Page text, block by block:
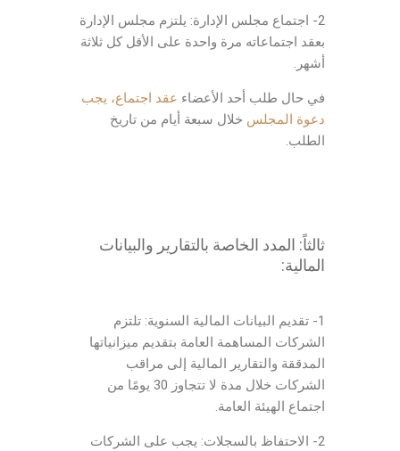
2- اجتماع مجلس الإدارة: يلتزم مجلس الإدارة
بعقد اجتماعاته مرة واحدة على الأقل كل ثلاثة
أشهر.
في حال طلب أحد الأعضاء عقد اجتماع، يجب
دعوة المجلس خلال سبعة أيام من تاريخ
الطلب.
ثالثاً: المدد الخاصة بالتقارير والبيانات
المالية:
1- تقديم البيانات المالية السنوية: تلتزم
الشركات المساهمة العامة بتقديم ميزانياتها
المدققة والتقارير المالية إلى مراقب
الشركات خلال مدة لا تتجاوز 30 يومًا من
اجتماع الهيئة العامة.
2- الاحتفاظ بالسجلات: يجب على الشركات